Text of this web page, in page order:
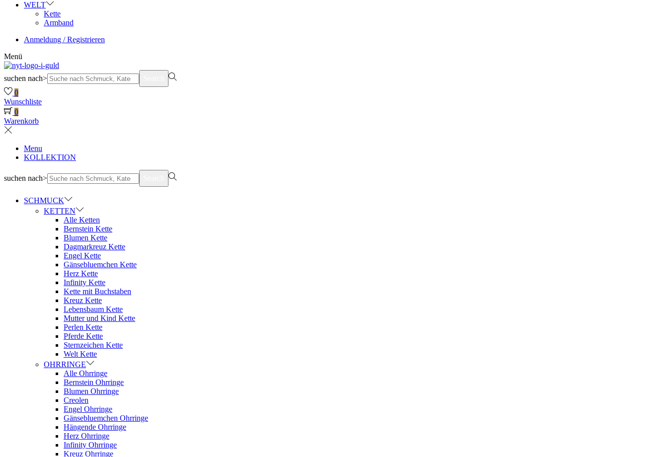
WELT
Kette
Armband
Anmeldung / Registrieren
Menü
suchen nach>
0
Wunschliste
0
Warenkorb
Menu
KOLLEKTION
suchen nach>
SCHMUCK
KETTEN
Alle Ketten
Bernstein Kette
Blumen Kette
Dagmarkreuz Kette
Engel Kette
Gänsebluemchen Kette
Herz Kette
Infinity Kette
Kette mit Buchstaben
Kreuz Kette
Lebensbaum Kette
Mutter und Kind Kette
Perlen Kette
Pferde Kette
Sternzeichen Kette
Welt Kette
OHRRINGE
Alle Ohrringe
Bernstein Ohrringe
Blumen Ohrringe
Creolen
Engel Ohrringe
Gänsebluemchen Ohrringe
Hängende Ohrringe
Herz Ohrringe
Infinity Ohrringe
Kreuz Ohrringe